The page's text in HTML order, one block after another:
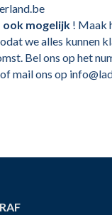
ook mogelijk! Maak
we alles kunnen
Bel ons op het
mail ons op